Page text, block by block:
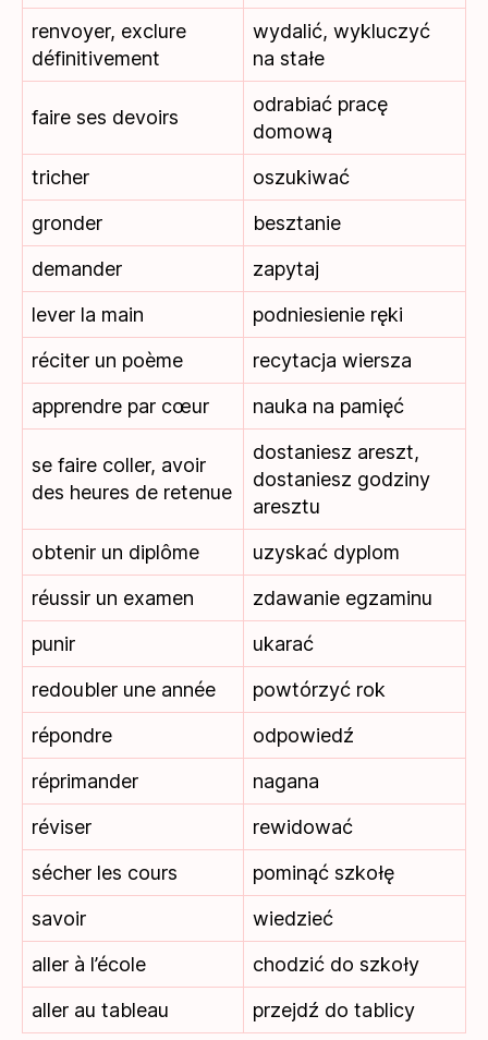
renvoyer, exclure
définitivement
wydalić, wykluczyć
na stałe
faire ses devoirs
odrabiać pracę
domową
tricher
oszukiwać
gronder
besztanie
demander
zapytaj
lever la main
podniesienie ręki
réciter un poème
recytacja wiersza
apprendre par cœur
nauka na pamięć
se faire coller, avoir
des heures de retenue
dostaniesz areszt,
dostaniesz godziny
aresztu
obtenir un diplôme
uzyskać dyplom
réussir un examen
zdawanie egzaminu
punir
ukarać
redoubler une année
powtórzyć rok
répondre
odpowiedź
réprimander
nagana
réviser
rewidować
sécher les cours
pominąć szkołę
savoir
wiedzieć
aller à l’école
chodzić do szkoły
aller au tableau
przejdź do tablicy